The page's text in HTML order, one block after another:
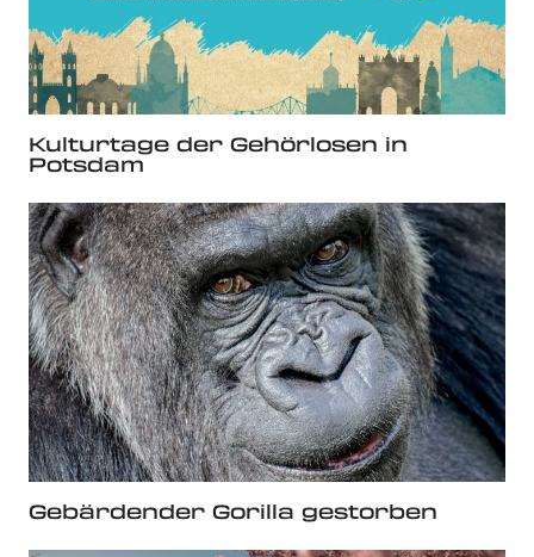
Kulturtage der Gehörlosen in
Potsdam
Gebärdender Gorilla gestorben